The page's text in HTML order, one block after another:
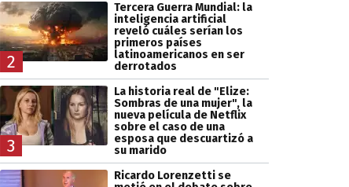
2
Tercera Guerra Mundial: la
inteligencia artificial
reveló cuáles serían los
primeros países
latinoamericanos en ser
derrotados
3
La historia real de "Elize:
Sombras de una mujer", la
nueva película de Netflix
sobre el caso de una
esposa que descuartizó a
su marido
Ricardo Lorenzetti se